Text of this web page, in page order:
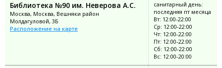
Библиотека №90 им. Неверова А.С.
Москва, Москва, Вешняки район
Молдагуловой, 3Б
Расположение на карте
санитарный день:
последняя пт месяца
Вт: 12:00-22:00
Ср: 12:00-22:00
Чт: 12:00-22:00
Пт: 12:00-22:00
Сб: 12:00-22:00
Вс: 12:00-20:00